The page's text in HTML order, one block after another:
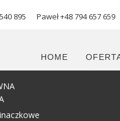
895 Paweł+48 794 657 659
HOME